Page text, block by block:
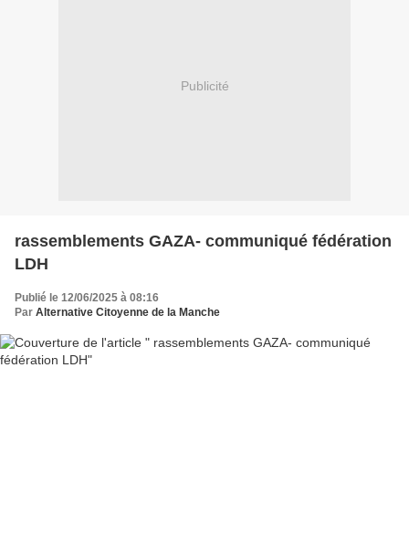
Publicité
rassemblements GAZA- communiqué fédération
LDH
Publié le 12/06/2025 à 08:16
Par Alternative Citoyenne de la Manche